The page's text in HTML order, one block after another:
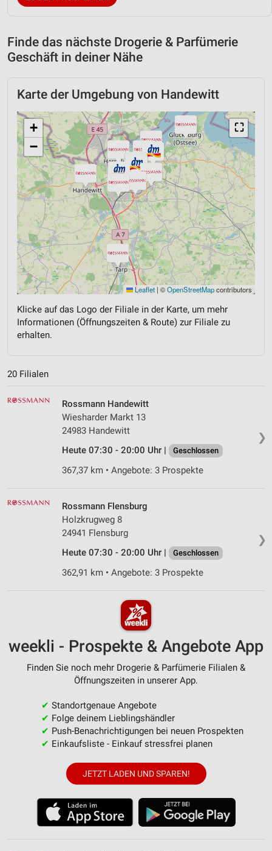
Finde das nächste Drogerie & Parfümerie
Geschäft in deiner Nähe
Karte der Umgebung von Handewitt
⛶
+
−
Leaflet | ©OpenStreetMapcontributors
Klicke auf das Logo der Filiale in der Karte, um mehr
Informationen (Öffnungszeiten & Route) zur Filiale zu
erhalten.
20 Filialen
❯
Rossmann Handewitt
Wiesharder Markt 13
24983 Handewitt
Heute 07:30 - 20:00 Uhr |
Geschlossen
367,37 km • Angebote: 3 Prospekte
❯
Rossmann Flensburg
Holzkrugweg 8
24941 Flensburg
Heute 07:30 - 20:00 Uhr |
Geschlossen
362,91 km • Angebote: 3 Prospekte
weekli - Prospekte & Angebote App
Finden Sie noch mehr Drogerie & Parfümerie Filialen &
Öffnungszeiten in unserer App.
✔ Standortgenaue Angebote
✔ Folge deinem Lieblingshändler
✔ Push-Benachrichtigungen bei neuen Prospekten
✔ Einkaufsliste - Einkauf stressfrei planen
JETZT LADEN UND SPAREN!